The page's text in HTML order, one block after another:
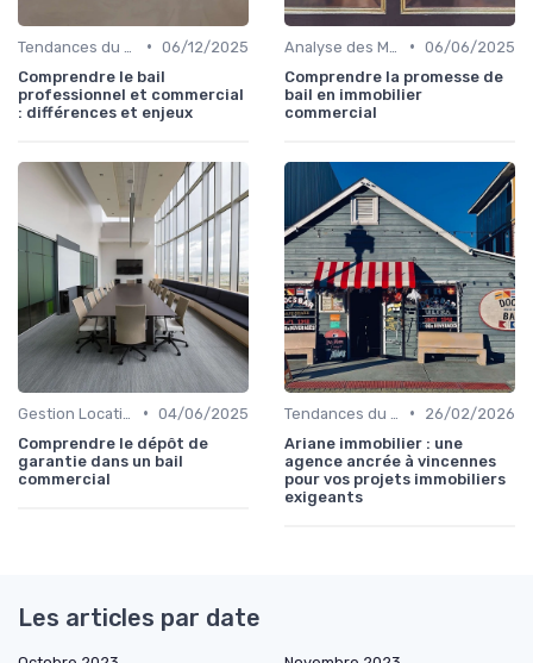
• 06/12/2025
Comprendre le bail
professionnel et commercial
: différences et enjeux
• 06/06/2025
Comprendre la promesse de
bail en immobilier
commercial
• 04/06/2025
Comprendre le dépôt de
garantie dans un bail
commercial
•
26/02/2026
Ariane immobilier : une
agence ancrée à vincennes
pour vos projets immobiliers
exigeants
Les articles par date